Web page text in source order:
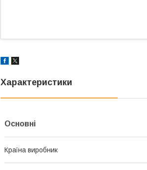
Характеристики
Основні
Країна виробник